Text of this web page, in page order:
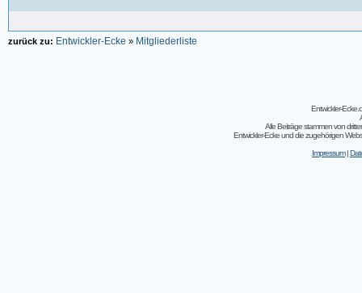
zurück zu: Entwickler-Ecke » Mitgliederliste
Entwickler-
Alle Beiträge stammen von
Entwickler-Ecke und die zugehörigen
Impressum|